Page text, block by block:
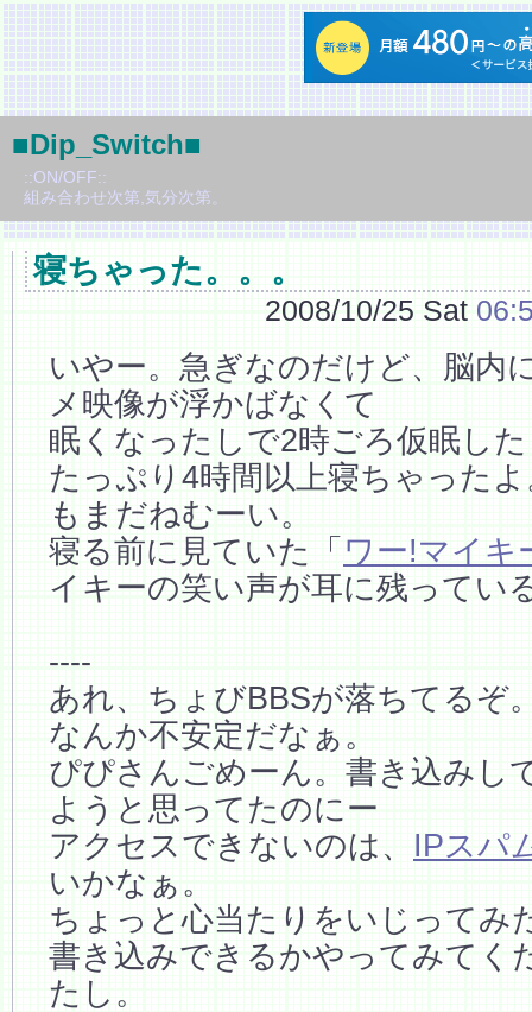
■Dip_Switch■
::ON/OFF::
組み合わせ次第,気分次第。
寝ちゃった。。。
2008/10/25 Sat
いやー。急ぎなのだけど、脳内
メ映像が浮かばなくて
眠くなったしで2時ごろ仮眠し
たっぷり4時間以上寝ちゃった
もまだねむーい。
寝る前に見ていた「 ワー!マイキ
イキーの笑い声が耳に残ってい
----
あれ、ちょびBBSが落ちてるぞ
なんか不安定だなぁ。
ぴぴさんごめーん。書き込みし
ようと思ってたのにー
アクセスできないのは、 IPスパ
いかなぁ。
ちょっと心当たりをいじってみ
書き込みできるかやってみてく
たし。